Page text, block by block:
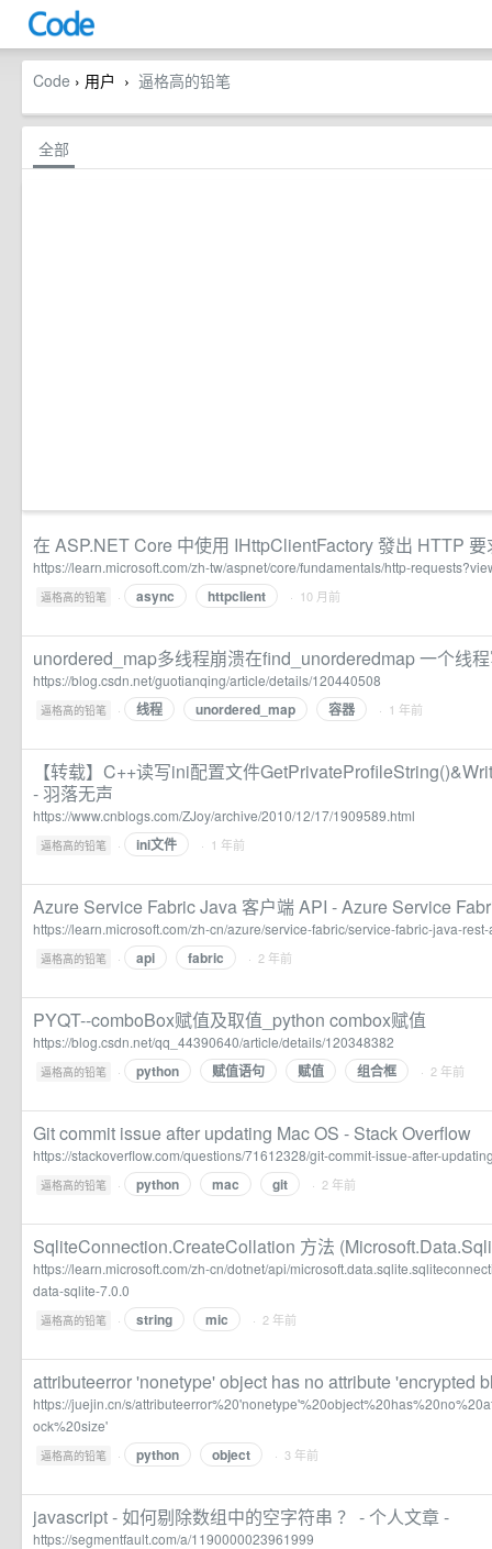
Code › 用户 › 逼格高的铅笔
全部
在 ASP.NET Core 中使用 IHttpClientFactory 發出 HTTP
https://learn.microsoft.com/zh-tw/aspnet/core/fundamentals/http-
逼格高的铅笔 · async httpclient · 10 月前
unordered_map多线程崩溃在find_unorderedmap 一个线
https://blog.csdn.net/guotianqing/article/details/120440508
逼格高的铅笔 · 线程 unordered_map 容器 · 1 年前
【转载】C++读写ini配置文件
- 羽落无声
https://www.cnblogs.com/ZJoy/archive/2010/12/17/1909589.html
逼格高的铅笔 · ini文件 · 1 年前
Azure Service Fabric Java 客户端 API - Azure Service
https://learn.microsoft.com/zh-cn/azure/service-fabric/service-fabric-java-
逼格高的铅笔 · api fabric · 2 年前
PYQT--comboBox赋值及取值_python combox赋值
https://blog.csdn.net/qq_44390640/article/details/120348382
逼格高的铅笔 · python 赋值语句 赋值 组合框 · 2 年前
Git commit issue after updating Mac OS - Stack Overflow
https://stackoverflow.com/questions/71612328/git-commit-issue-after-
逼格高的铅笔 · python mac git · 2 年前
SqliteConnection.CreateCollation 方法
https://learn.microsoft.com/zh-cn/dotnet/api/
data-sqlite-7.0.0
逼格高的铅笔 · string mic · 2 年前
attributeerror 'nonetype' object has no attribute 'encrypted
https://juejin.cn/s/
ock%20size'
逼格高的铅笔 · python object · 3 年前
javascript - 如何剔除数组中的空字符串 ？ - 个人文章 -
https://segmentfault.com/a/1190000023961999